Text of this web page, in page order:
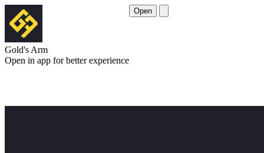
Gold's Arm
Open in app for better experience
Open